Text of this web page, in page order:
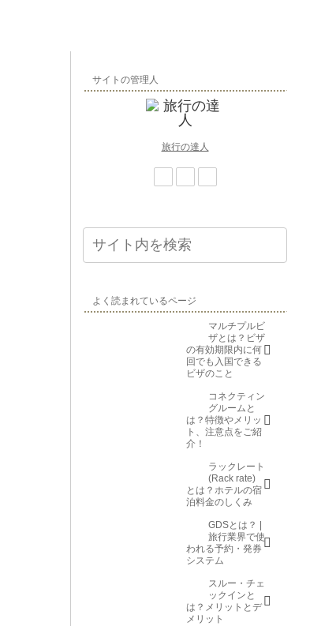
サイトの管理人
旅行の達人
よく読まれているページ
マルチプルビ
ザとは？ビザ
の有効期限内に何
回でも入国できる
ビザのこと
コネクティン
グルームと
は？特徴やメリッ
ト、注意点をご紹
介！
ラックレート
(Rack rate)
とは？ホテルの宿
泊料金のしくみ
GDSとは？ |
旅行業界で使
われる予約・発券
システム
スルー・チェ
ックインと
は？メリットとデ
メリット